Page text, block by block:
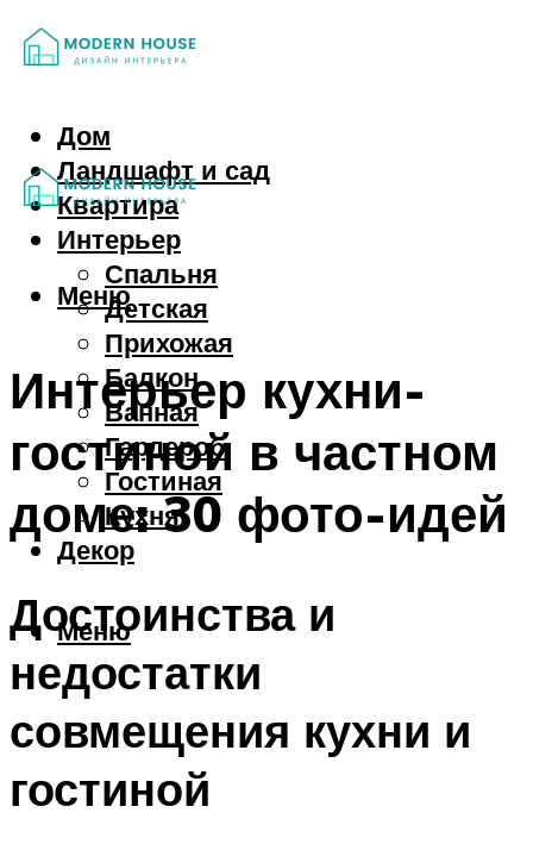
Дом
Ландшафт и сад
Квартира
Интерьер
Спальня
Детская
Прихожая
Балкон
Ванная
Гардероб
Гостиная
Кухня
Декор
Меню
Меню
Интерьер кухни-
гостиной в частном
доме: 30 фото-идей
Достоинства и
недостатки
совмещения кухни и
гостиной